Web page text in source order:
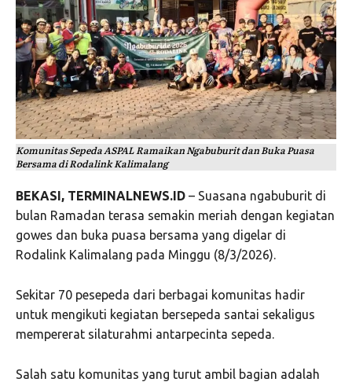
Komunitas Sepeda ASPAL Ramaikan Ngabuburit dan Buka Puasa
Bersama di Rodalink Kalimalang
BEKASI, TERMINALNEWS.ID – Suasana ngabuburit di
bulan Ramadan terasa semakin meriah dengan kegiatan
gowes dan buka puasa bersama yang digelar di
Rodalink Kalimalang pada Minggu (8/3/2026).
Sekitar 70 pesepeda dari berbagai komunitas hadir
untuk mengikuti kegiatan bersepeda santai sekaligus
mempererat silaturahmi antarpecinta sepeda.
Salah satu komunitas yang turut ambil bagian adalah